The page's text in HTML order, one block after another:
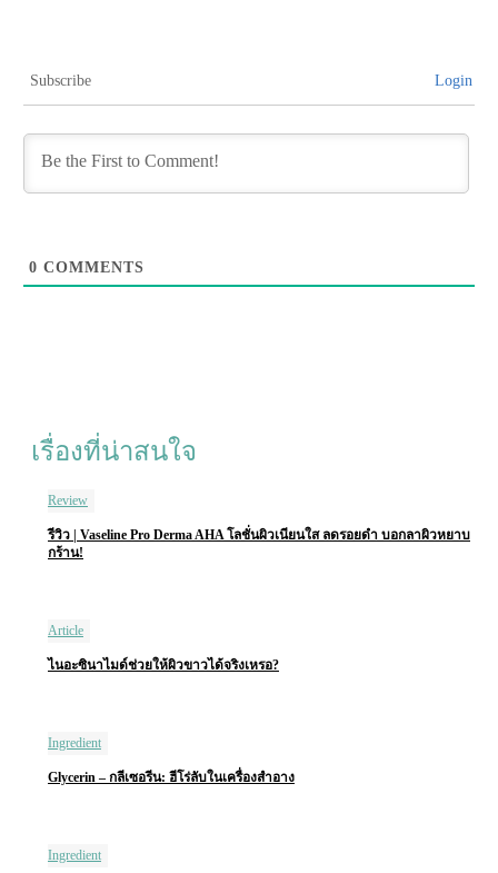
Subscribe Login
0 COMMENTS
เรื่องที่น่าสนใจ
Review
รีวิว | Vaseline Pro Derma AHA โลชั่นผิวเนียนใส ลดรอยดำ บอกลาผิวหยาบ
กร้าน!
Article
ไนอะซินาไมด์ช่วยให้ผิวขาวได้จริงเหรอ?
Ingredient
Glycerin – กลีเซอรีน: ฮีโร่ลับในเครื่องสำอาง
Ingredient